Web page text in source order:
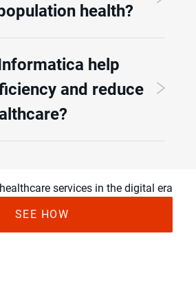
health?
help
and reduce
services in the digital era
SEE HOW